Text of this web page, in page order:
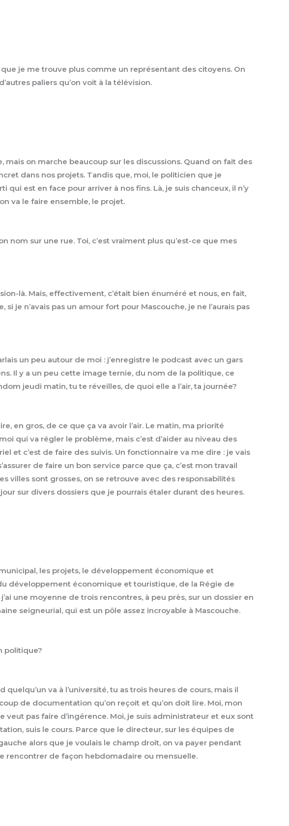
je me trouve plus comme un représentant des citoyens. On
paliers qu’on voit à la télévision.
on marche beaucoup sur les discussions. Quand on fait des
dans nos projets. Tandis que, moi, le politicien que je
est en face pour arriver à nos fins. Là, je suis chanceux, il n’y
va le faire ensemble, le projet.
nom sur une rue. Toi, c’est vraiment plus qu’est-ce que mes
là. Mais, effectivement, c’était bien énuméré et nous, en fait,
je n’avais pas un amour fort pour Mascouche, je ne l’aurais pas
un peu autour de moi : j’enregistre le podcast avec un gars
Il y a un peu cette image ternie, du nom de la politique, ce
jeudi matin, tu te réveilles, de quoi elle a l’air, ta journée?
en gros, de ce que ça va avoir l’air. Le matin, ma priorité
qui va régler le problème, mais c’est d’aider au niveau des
et c’est de faire des suivis. Un fonctionnaire va me dire : je vais
de faire un bon service parce que ça, c’est mon travail
villes sont grosses, on se retrouve avec des responsabilités
sur divers dossiers que je pourrais étaler durant des heures.
les projets, le développement économique et
développement économique et touristique, de la Régie de
une moyenne de trois rencontres, à peu près, sur un dossier en
seigneurial, qui est un pôle assez incroyable à Mascouche.
politique?
va à l’université, tu as trois heures de cours, mais il
de documentation qu’on reçoit et qu’on doit lire. Moi, mon
veut pas faire d’ingérence. Moi, je suis administrateur et eux sont
suis le cours. Parce que le directeur, sur les équipes de
alors que je voulais le champ droit, on va payer pendant
rencontrer de façon hebdomadaire ou mensuelle.